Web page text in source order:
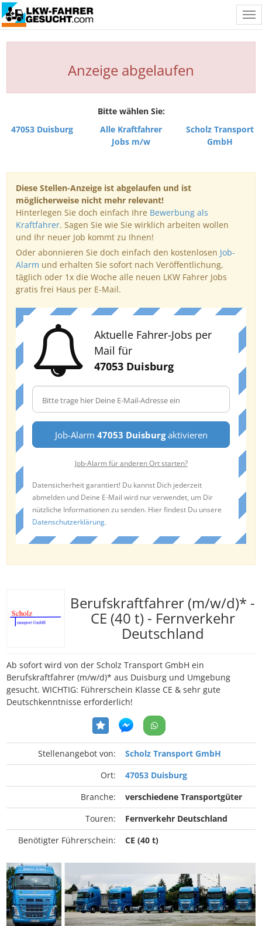
Anzeige abgelaufen
Bitte wählen Sie:
47053 Duisburg
Alle Kraftfahrer
Jobs m/w
Scholz Transport
GmbH
Diese Stellen-Anzeige ist abgelaufen und ist
möglicherweise nicht mehr relevant!
Hinterlegen Sie doch einfach Ihre Bewerbung als
Kraftfahrer. Sagen Sie wie Sie wirklich arbeiten wollen
und Ihr neuer Job kommt zu Ihnen!
Oder abonnieren Sie doch einfach den kostenlosen Job-
Alarm und erhalten Sie sofort nach Veröffentlichung,
täglich oder 1x die Woche alle neuen LKW Fahrer Jobs
gratis frei Haus per E-Mail.
Aktuelle Fahrer-Jobs per
Mail für
47053 Duisburg
Job-Alarm 47053 Duisburgaktivieren
Job-Alarm für anderen Ort starten?
Datensicherheit garantiert! Du kannst Dich jederzeit
abmelden und Deine E-Mail wird nur verwendet, um Dir
nützliche Informationen zu senden. Hier findest Du unsere
Datenschutzerklärung.
Berufskraftfahrer (m/w/d)* -
CE (40 t) - Fernverkehr
Deutschland
Ab sofort wird von der Scholz Transport GmbH ein
Berufskraftfahrer (m/w/d)* aus Duisburg und Umgebung
gesucht. WICHTIG: Führerschein Klasse CE & sehr gute
Deutschkenntnisse erforderlich!
Stellenangebot von:
Scholz Transport GmbH
Ort:
47053 Duisburg
Branche:
verschiedene Transportgüter
Touren:
Fernverkehr Deutschland
Benötigter Führerschein:
CE (40 t)